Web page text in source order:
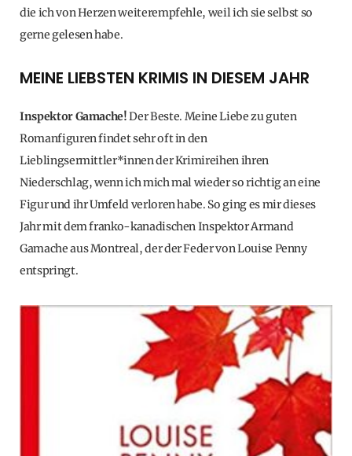
die ich von Herzen weiterempfehle, weil ich sie selbst so
gerne gelesen habe.
MEINE LIEBSTEN KRIMIS IN DIESEM JAHR
Inspektor Gamache!Der Beste. Meine Liebe zu guten
Romanfiguren findet sehr oft in den
Lieblingsermittler*innen der Krimireihen ihren
Niederschlag, wenn ich mich mal wieder so richtig an eine
Figur und ihr Umfeld verloren habe. So ging es mir dieses
Jahr mit dem franko-kanadischen Inspektor Armand
Gamache aus Montreal, der der Feder von Louise Penny
entspringt.